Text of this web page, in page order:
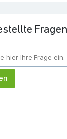
Fragen